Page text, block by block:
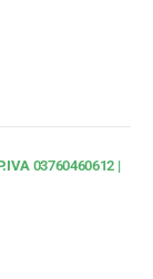
03760460612 |